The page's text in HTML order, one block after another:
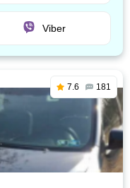
Viber
7.6 181